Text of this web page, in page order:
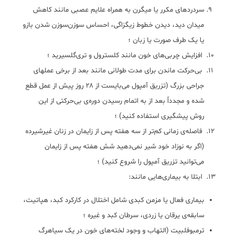
سردردهای مکرر یا میگرن به همراه علایم عصبی مانند کاهش
میدان دید، دیدن خطوط زیگزاگی، احساس سوزن‌سوزن شدن بازو
یا یک طرف صورت یا زبان ؛
افزایش چربی‌های خون مانند کلسترول و تری‌گلسیرید ؛
بی‌حرکت ماندن برای مدت طولانی مانند بعد از برخی عمل‎های
جراحی بزرگ (تزریق آمپول می‌بایست از ۲۸ روز پیش از عمل قطع
شده و مجدداً بعد از به اتمام رسیدن دوره‌ی بی‌حرکتی از این
روش پیشگیری استفاده کنید) ؛
فاصله‌ی زمانی کم‌تر از سه هفته پس از زایمان در زنان غیرشیرده
(اگر به نوزاد خود شیر نمی‌دهید شش هفته پس از زایمان
می‌توانید تزریق آمپول را شروع کنید) ؛
ابتلا به بیماری‌هایی مانند:
بیماری فعال یا مزمن کبدی شامل اختلال در کارکرد کبد، هپاتیت،
سابقه‌ی یرقان یا زردی، سرطان کبد و غیره ؛
ترمبوفلبیت (التهاب‌ و وجود لخته‌های‌ خون‌ در یک‌ سیاهرگ